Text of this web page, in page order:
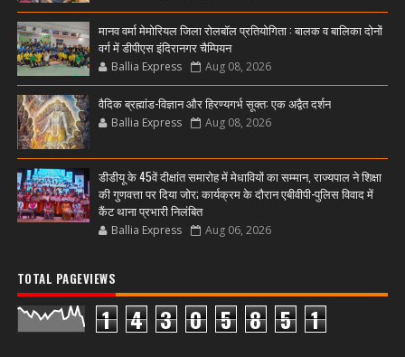
मानव वर्मा मेमोरियल जिला रोलबॉल प्रतियोगिता : बालक व बालिका दोनों
वर्ग में डीपीएस इंदिरानगर चैम्पियन
Ballia Express Aug 08, 2026
वैदिक ब्रह्मांड-विज्ञान और हिरण्यगर्भ सूक्त: एक अद्वैत दर्शन
Ballia Express Aug 08, 2026
डीडीयू के 45वें दीक्षांत समारोह में मेधावियों का सम्मान, राज्यपाल ने शिक्षा
की गुणवत्ता पर दिया जोर; कार्यक्रम के दौरान एबीवीपी-पुलिस विवाद में
कैंट थाना प्रभारी निलंबित
Ballia Express Aug 06, 2026
TOTAL PAGEVIEWS
1 4 3 0 5 8 5 1